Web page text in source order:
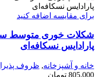
برای مقایسه اضافه کنید
شکلات خوری متوسط
پارادایس نسکافه‌ای
خانه و آشپزخانه, ظروف
805,000 تومان